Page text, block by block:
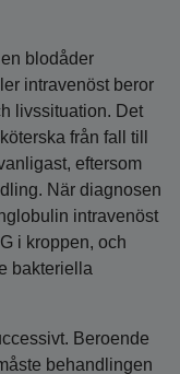
blodåder
intravenöst beror
livssituation. Det
från fall till
eftersom
När diagnosen
intravenöst
i kroppen, och
bakteriella
Beroende
behandlingen